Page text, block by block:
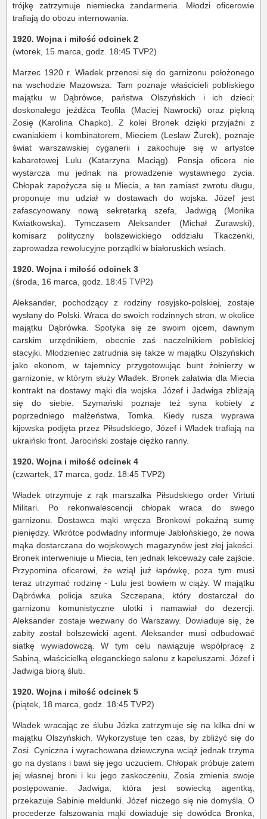
trójkę zatrzymuje niemiecka żandarmeria. Młodzi oficerowie
trafiają do obozu internowania.
1920. Wojna i miłość odcinek 2
(wtorek, 15 marca, godz. 18:45 TVP2)
Marzec 1920 r. Władek przenosi się do garnizonu położonego
na wschodzie Mazowsza. Tam poznaje właścicieli pobliskiego
majątku w Dąbrówce, państwa Olszyńskich i ich dzieci:
doskonałego jeźdźca Teofila (Maciej Nawrocki) oraz piękną
Zosię (Karolina Chapko). Z kolei Bronek dzięki przyjaźni z
cwaniakiem i kombinatorem, Mieciem (Lesław Żurek), poznaje
świat warszawskiej cyganerii i zakochuje się w artystce
kabaretowej Lulu (Katarzyna Maciąg). Pensja oficera nie
wystarcza mu jednak na prowadzenie wystawnego życia.
Chłopak zapożycza się u Miecia, a ten zamiast zwrotu długu,
proponuje mu udział w dostawach do wojska. Józef jest
zafascynowany nową sekretarką szefa, Jadwigą (Monika
Kwiatkowska). Tymczasem Aleksander (Michał Żurawski),
komisarz polityczny bolszewickiego oddziału Tkaczenki,
zaprowadza rewolucyjne porządki w białoruskich wsiach.
1920. Wojna i miłość odcinek 3
(środa, 16 marca, godz. 18:45 TVP2)
Aleksander, pochodzący z rodziny rosyjsko-polskiej, zostaje
wysłany do Polski. Wraca do swoich rodzinnych stron, w okolice
majątku Dąbrówka. Spotyka się ze swoim ojcem, dawnym
carskim urzędnikiem, obecnie zaś naczelnikiem pobliskiej
stacyjki. Młodzieniec zatrudnia się także w majątku Olszyńskich
jako ekonom, w tajemnicy przygotowując bunt żołnierzy w
garnizonie, w którym służy Władek. Bronek załatwia dla Miecia
kontrakt na dostawy mąki dla wojska. Józef i Jadwiga zbliżają
się do siebie. Szymański poznaje też syna kobiety z
poprzedniego małżeństwa, Tomka. Kiedy rusza wyprawa
kijowska podjęta przez Piłsudskiego, Józef i Władek trafiają na
ukraiński front. Jarociński zostaje ciężko ranny.
1920. Wojna i miłość odcinek 4
(czwartek, 17 marca, godz. 18:45 TVP2)
Władek otrzymuje z rąk marszałka Piłsudskiego order Virtuti
Militari. Po rekonwalescencji chłopak wraca do swego
garnizonu. Dostawca mąki wręcza Bronkowi pokaźną sumę
pieniędzy. Wkrótce podwładny informuje Jabłońskiego, że nowa
mąka dostarczana do wojskowych magazynów jest złej jakości.
Bronek interweniuje u Miecia, ten jednak lekceważy całe zajście.
Przypomina oficerowi, że wziął już łapówkę, poza tym musi
teraz utrzymać rodzinę - Lulu jest bowiem w ciąży. W majątku
Dąbrówka policja szuka Szczepana, który dostarczał do
garnizonu komunistyczne ulotki i namawiał do dezercji.
Aleksander zostaje wezwany do Warszawy. Dowiaduje się, że
zabity został bolszewicki agent. Aleksander musi odbudować
siatkę wywiadowczą. W tym celu nawiązuje współpracę z
Sabiną, właścicielką eleganckiego salonu z kapeluszami. Józef i
Jadwiga biorą ślub.
1920. Wojna i miłość odcinek 5
(piątek, 18 marca, godz. 18:45 TVP2)
Władek wracając ze ślubu Józka zatrzymuje się na kilka dni w
majątku Olszyńskich. Wykorzystuje ten czas, by zbliżyć się do
Zosi. Cyniczna i wyrachowana dziewczyna wciąż jednak trzyma
go na dystans i bawi się jego uczuciem. Chłopak próbuje zatem
jej własnej broni i ku jego zaskoczeniu, Zosia zmienia swoje
postępowanie. Jadwiga, która jest sowiecką agentką,
przekazuje Sabinie meldunki. Józef niczego się nie domyśla. O
procederze fałszowania mąki dowiaduje się dowódca Bronka,